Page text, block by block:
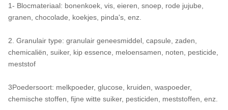
10
Afmetingen van de
verpakking
((Export niet-vervuilende
houten behuizing)
1- Blocmateriaal: bonenkoek, vis, eieren, snoep, rode jujube,
granen, chocolade, koekjes, pinda's, enz.
2. Granulair type: granulair geneesmiddel, capsule, zaden,
chemicaliën, suiker, kip essence, meloensamen, noten, pesticide,
meststof
3Poedersoort: melkpoeder, glucose, kruiden, waspoeder,
chemische stoffen, fijne witte suiker, pesticiden, meststoffen, enz.